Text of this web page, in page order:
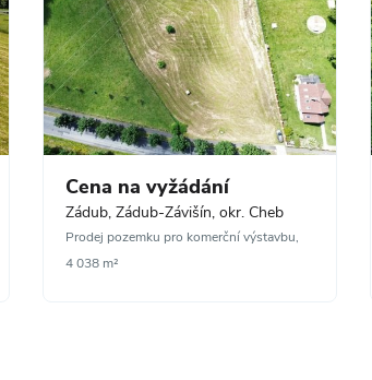
Cena na vyžádání
Zádub, Zádub-Závišín, okr. Cheb
Prodej pozemku pro komerční výstavbu,
4 038 m²